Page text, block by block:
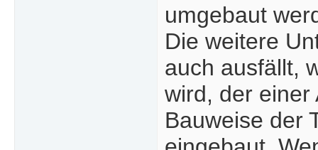
umgebaut
Die weitere
auch ausfällt,
wird, der einer
Bauweise der